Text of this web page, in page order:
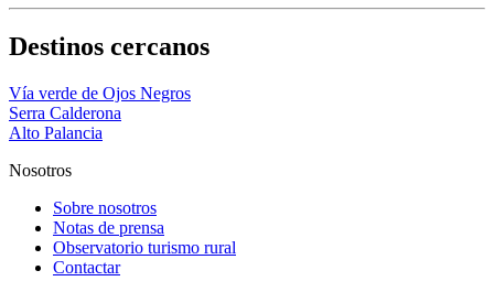
Destinos cercanos
Vía verde de Ojos Negros
Serra Calderona
Alto Palancia
Nosotros
Sobre nosotros
Notas de prensa
Observatorio turismo rural
Contactar